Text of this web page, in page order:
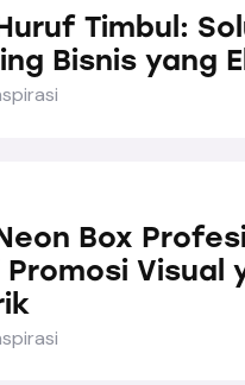
Timbul:
Bisnis yang
Box
Promosi Visual